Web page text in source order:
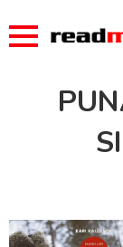
Lue lisää